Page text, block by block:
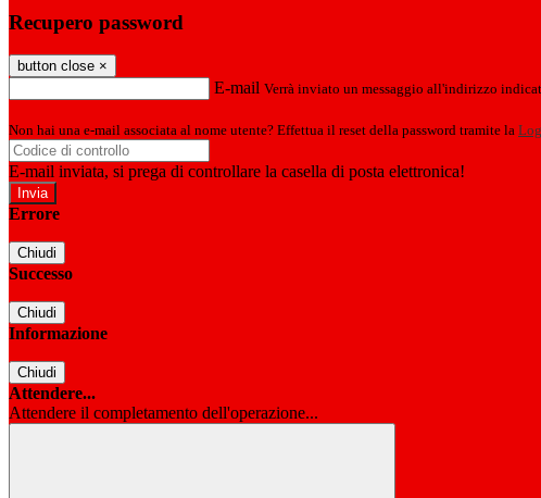
Recupero password
button close ×
E-mail Verrà inviato un messaggio all'indirizzo
Non hai una e-mail associata al nome utente? Effettua il reset della password tramite la
E-mail inviata, si prega di controllare la casella di posta elettronica!
Errore
Chiudi
Successo
Chiudi
Informazione
Chiudi
Attendere...
Attendere il completamento dell'operazione...